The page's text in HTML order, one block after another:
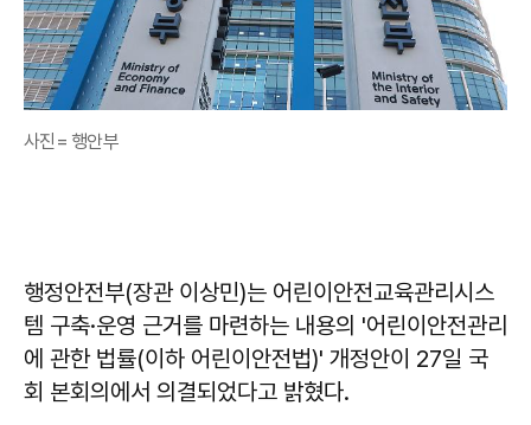
사진= 행안부
행정안전부(장관 이상민)는 어린이안전교육관리시스
템 구축·운영 근거를 마련하는 내용의 '어린이안전관리
에 관한 법률(이하 어린이안전법)' 개정안이 27일 국
회 본회의에서 의결되었다고 밝혔다.